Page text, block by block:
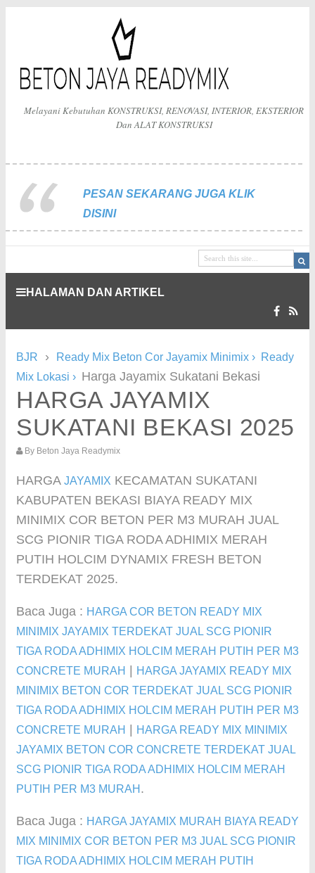
Melayani Kebutuhan KONSTRUKSI, RENOVASI, INTERIOR, EKSTERIOR
Dan ALAT KONSTRUKSI
PESAN SEKARANG JUGA KLIK
DISINI
HALAMAN DAN ARTIKEL
BJR › Ready Mix Beton Cor Jayamix Minimix › Ready
Mix Lokasi › Harga Jayamix Sukatani Bekasi
HARGA JAYAMIX
SUKATANI BEKASI 2025
By Beton Jaya Readymix
HARGA JAYAMIX KECAMATAN SUKATANI
KABUPATEN BEKASI BIAYA READY MIX
MINIMIX COR BETON PER M3 MURAH JUAL
SCG PIONIR TIGA RODA ADHIMIX MERAH
PUTIH HOLCIM DYNAMIX FRESH BETON
TERDEKAT 2025.
Baca Juga : HARGA COR BETON READY MIX
MINIMIX JAYAMIX TERDEKAT JUAL SCG PIONIR
TIGA RODA ADHIMIX HOLCIM MERAH PUTIH PER M3
CONCRETE MURAH
HARGA JAYAMIX READY MIX
MINIMIX BETON COR TERDEKAT JUAL SCG PIONIR
TIGA RODA ADHIMIX HOLCIM MERAH PUTIH PER M3
CONCRETE MURAH
HARGA READY MIX MINIMIX
JAYAMIX BETON COR CONCRETE TERDEKAT JUAL
SCG PIONIR TIGA RODA ADHIMIX HOLCIM MERAH
PUTIH PER M3 MURAH .
Baca Juga : HARGA JAYAMIX MURAH BIAYA READY
MIX MINIMIX COR BETON PER M3 JUAL SCG PIONIR
TIGA RODA ADHIMIX HOLCIM MERAH PUTIH